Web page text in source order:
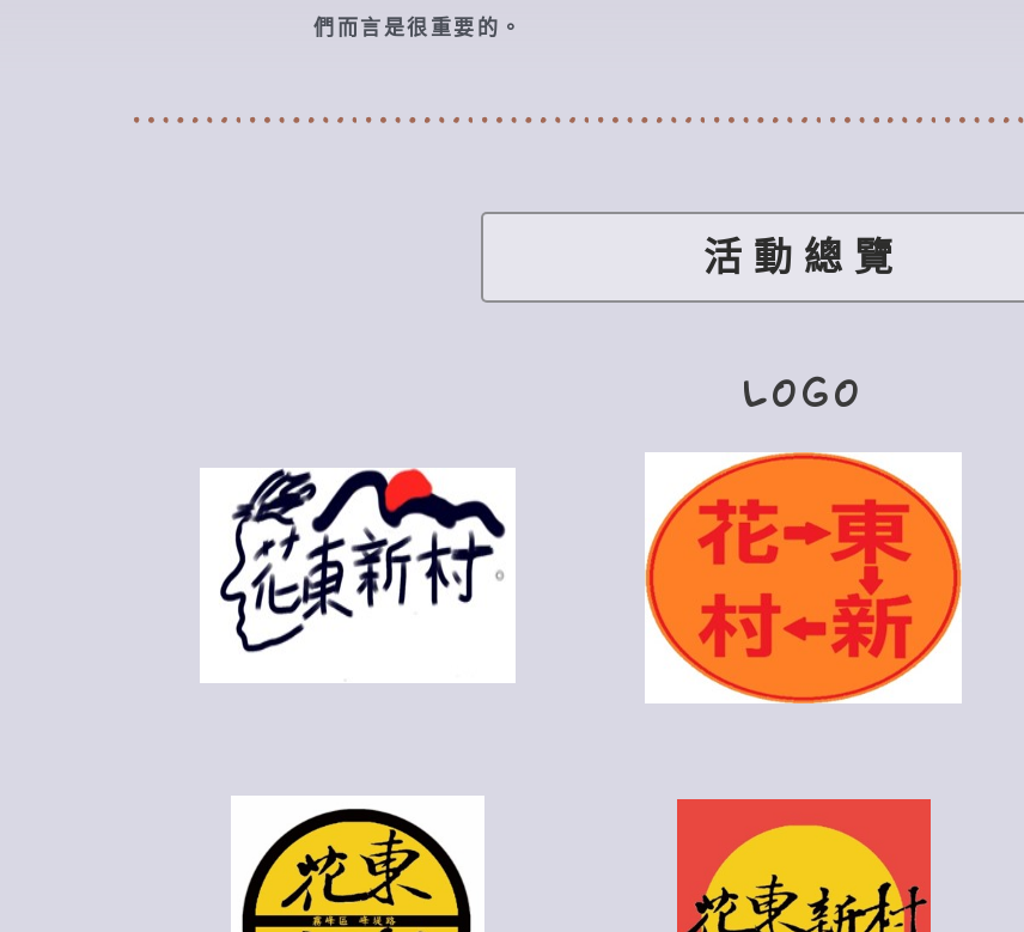
們而言是很重要的。
活動總覽
LOGO